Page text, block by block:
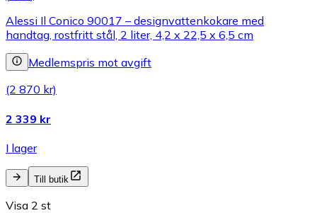
Alessi Il Conico 90017 – designvattenkokare med
handtag, rostfritt stål, 2 liter, 4,2 x 22,5 x 6,5 cm
Medlemspris mot avgift
(2 870 kr)
2 339 kr
I lager
Till butik
Visa 2 st